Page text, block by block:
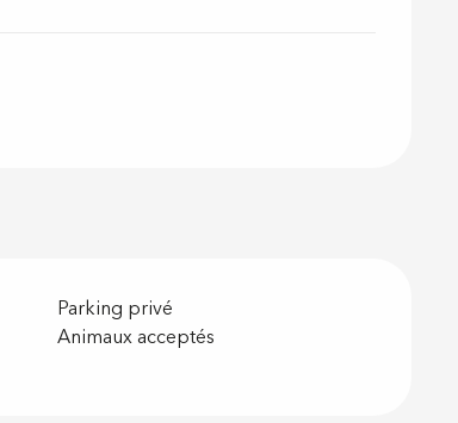
Parking privé
Animaux acceptés